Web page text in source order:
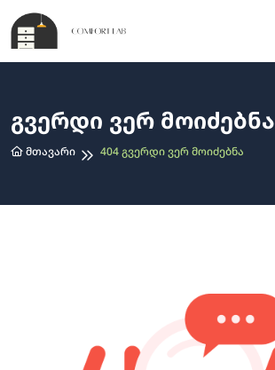
Გვერდი Ვერ Მოიძებნა
Მთავარი 404 Გვერდი Ვერ Მოიძებნა